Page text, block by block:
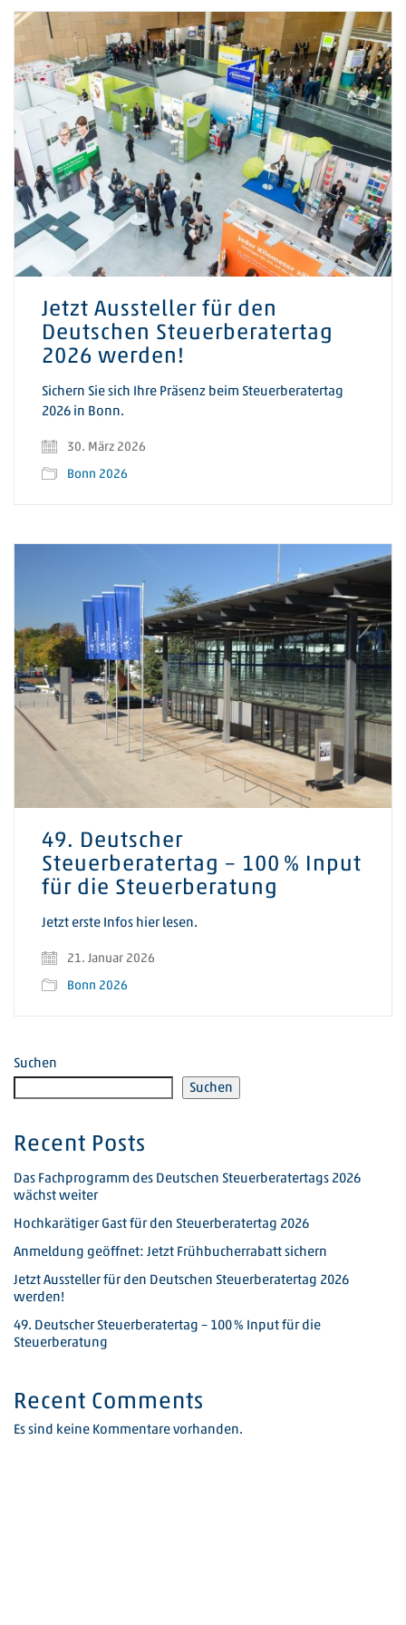
Jetzt Aussteller für den
Deutschen Steuerberatertag
2026 werden!
Sichern Sie sich Ihre Präsenz beim Steuerberatertag
2026 in Bonn.
30. März 2026
Bonn 2026
49. Deutscher
Steuerberatertag – 100 % Input
für die Steuerberatung
Jetzt erste Infos hier lesen.
21. Januar 2026
Bonn 2026
Suchen
Suchen
Recent Posts
Das Fachprogramm des Deutschen Steuerberatertags 2026
wächst weiter
Hochkarätiger Gast für den Steuerberatertag 2026
Anmeldung geöffnet: Jetzt Frühbucherrabatt sichern
Jetzt Aussteller für den Deutschen Steuerberatertag 2026
werden!
49. Deutscher Steuerberatertag – 100 % Input für die
Steuerberatung
Recent Comments
Es sind keine Kommentare vorhanden.